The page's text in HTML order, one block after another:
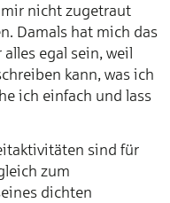
nicht zugetraut
Damals hat mich das
egal sein, weil
kann, was ich
ich einfach und lass
sind für
zum
dichten